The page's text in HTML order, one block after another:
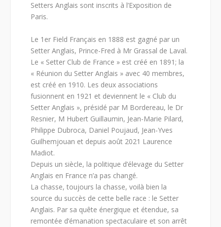
Setters Anglais sont inscrits à l’Exposition de
Paris.
Le 1er Field Français en 1888 est gagné par un
Setter Anglais, Prince-Fred à Mr Grassal de Laval.
Le « Setter Club de France » est créé en 1891; la
« Réunion du Setter Anglais » avec 40 membres,
est créé en 1910. Les deux associations
fusionnent en 1921 et deviennent le « Club du
Setter Anglais », présidé par M Bordereau, le Dr
Resnier, M Hubert Guillaumin, Jean-Marie Pilard,
Philippe Dubroca, Daniel Poujaud, Jean-Yves
Guilhemjouan et depuis août 2021 Laurence
Madiot.
Depuis un siècle, la politique d’élevage du Setter
Anglais en France n’a pas changé.
La chasse, toujours la chasse, voilà bien la
source du succès de cette belle race : le Setter
Anglais. Par sa quête énergique et étendue, sa
remontée d’émanation spectaculaire et son arrêt